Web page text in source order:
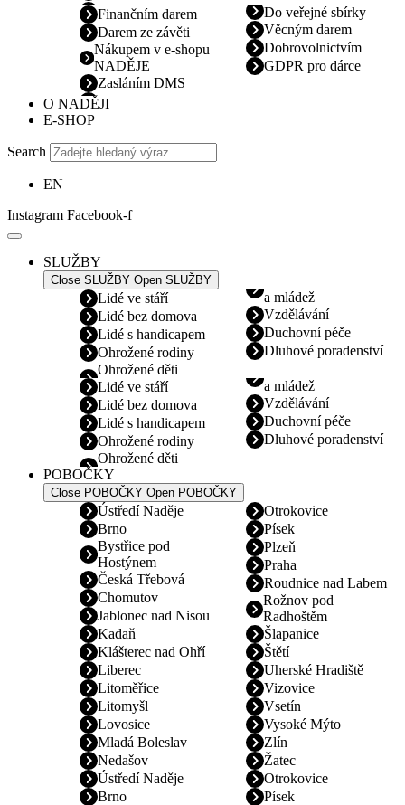
Finančním darem
Darem ze závěti
Nákupem v e-shopu
NADĚJE
Zasláním DMS
Do veřejné sbírky
Věcným darem
Dobrovolnictvím
GDPR pro dárce
O NADĚJI
E-SHOP
Search
EN
Instagram Facebook-f
SLUŽBY
Close SLUŽBY Open SLUŽBY
Lidé ve stáří
Lidé bez domova
Lidé s handicapem
Ohrožené rodiny
Ohrožené děti
a mládež
Vzdělávání
Duchovní péče
Dluhové poradenství
Lidé ve stáří
Lidé bez domova
Lidé s handicapem
Ohrožené rodiny
Ohrožené děti
a mládež
Vzdělávání
Duchovní péče
Dluhové poradenství
POBOČKY
Close POBOČKY Open POBOČKY
Ústředí Naděje
Brno
Bystřice pod
Hostýnem
Česká Třebová
Chomutov
Jablonec nad Nisou
Kadaň
Klášterec nad Ohří
Liberec
Litoměřice
Litomyšl
Lovosice
Mladá Boleslav
Nedašov
Otrokovice
Písek
Plzeň
Praha
Roudnice nad Labem
Rožnov pod
Radhoštěm
Šlapanice
Štětí
Uherské Hradiště
Vizovice
Vsetín
Vysoké Mýto
Zlín
Žatec
Ústředí Naděje
Brno
Otrokovice
Písek